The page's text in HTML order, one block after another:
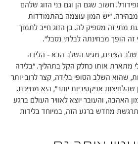
חשוב שגם הן וגם בני הזוג שלהם
מבהירה. "יש המון עוצמה בהתמודדות
מתי זה מספיק לה. בן הזוג חייב לתמוך
הופך מבחינתה לבלתי נסבל".
הצירים, מגיע השלב הבא – הלידה
מתארת אותו כחלק הקל בתהליך. "בלידה
שהוא השלב הסופי בלידה, קצר לרוב יותר
שהלחיצות אפקטיביות יותר", היא מחייכת.
האהבה, והעובר יוצא לאוויר העולם ברגע
מחדש ברגע הזה, במיוחד בלידות